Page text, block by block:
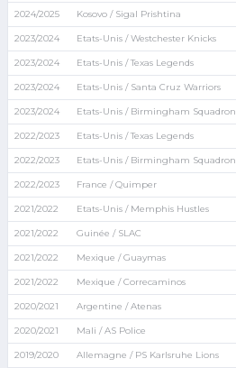
2024/2025 Kosovo / Sigal Prishtina
2023/2024 Etats-Unis / Westchester Knicks
2023/2024 Etats-Unis / Texas Legends
2023/2024 Etats-Unis / Santa Cruz Warriors
2023/2024 Etats-Unis / Birmingham Squadron
2022/2023 Etats-Unis / Texas Legends
2022/2023 Etats-Unis / Birmingham Squadron
2022/2023 France / Quimper
2021/2022 Etats-Unis / Memphis Hustles
2021/2022 Guinée / SLAC
2021/2022 Mexique / Guaymas
2021/2022 Mexique / Correcaminos
2020/2021 Argentine / Atenas
2020/2021 Mali / AS Police
2019/2020 Allemagne / PS Karlsruhe Lions